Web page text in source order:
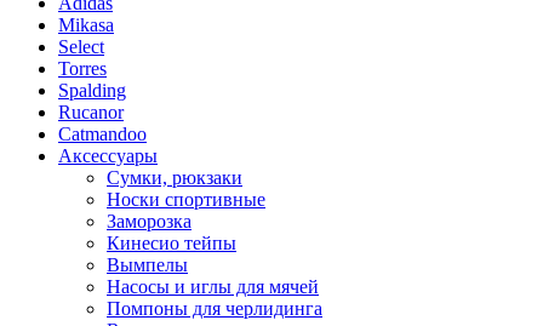
Mikasa
Select
Torres
Spalding
Rucanor
Catmandoo
Аксессуары
Сумки, рюкзаки
Носки спортивные
Заморозка
Кинесио тейпы
Вымпелы
Насосы и иглы для мячей
Помпоны для черлидинга